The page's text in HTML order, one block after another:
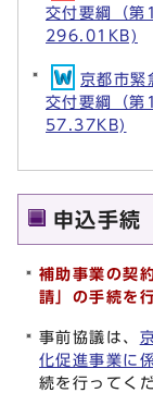
交付要綱（第
296.01KB)
京都市緊
交付要綱（
57.37KB)
申込手続
補助事業の契
請」の手続を
事前協議は、
化促進事業に
続を行ってく